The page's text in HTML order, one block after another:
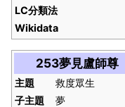
LC分類法
Wikidata
253夢見盧師尊
主題
救度眾生
子主題
夢